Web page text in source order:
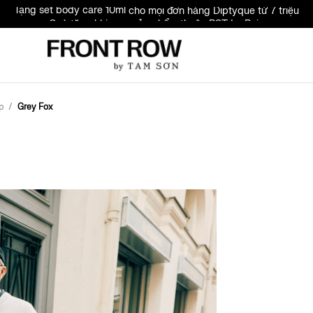
Quà tặng khi mua sản phẩm thuộc BST Le Bain
Đăng ký & nhập mã FRONTROW - Giảm 10% cho đơn đầu tiên
Grey Fox